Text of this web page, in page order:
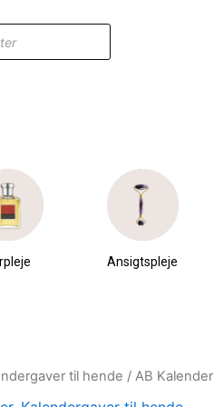
Kropspleje
til hende / AB Kalender